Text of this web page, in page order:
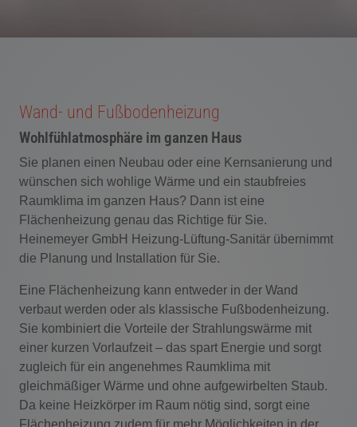
Wand- und Fußbodenheizung
Wohlfühlatmosphäre im ganzen Haus
Sie planen einen Neubau oder eine Kernsanierung und
wünschen sich wohlige Wärme und ein staubfreies
Raumklima im ganzen Haus? Dann ist eine
Flächenheizung genau das Richtige für Sie.
Heinemeyer GmbH Heizung-Lüftung-Sanitär übernimmt
die Planung und Installation für Sie.
Eine Flächenheizung kann entweder in der Wand
verbaut werden oder als klassische Fußbodenheizung.
Sie kombiniert die Vorteile der Strahlungswärme mit
einer kurzen Vorlaufzeit – das spart Energie und sorgt
zugleich für ein angenehmes Raumklima mit
gleichmäßiger Wärme und ohne aufgewirbelten Staub.
Da keine Heizkörper im Raum nötig sind, sorgt eine
Flächenheizung zudem für mehr Möglichkeiten in der